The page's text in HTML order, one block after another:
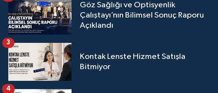
Göz Sağlığı ve Optisyenlik
Çalıştayı’nın Bilimsel Sonuç Raporu
Açıklandı
Kontak Lenste Hizmet Satışla
Bitmiyor
3
4